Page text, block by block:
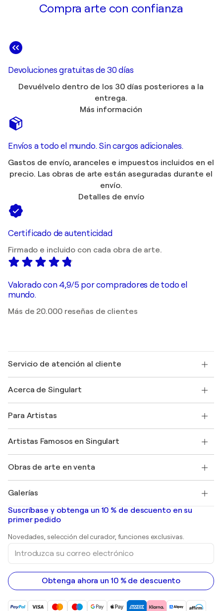
Compra arte con confianza
Devoluciones gratuitas de 30 días
Devuélvelo dentro de los 30 días posteriores a la
entrega.
Más información
Envíos a todo el mundo. Sin cargos adicionales.
Gastos de envío, aranceles e impuestos incluidos en el
precio. Las obras de arte están aseguradas durante el
envío.
Detalles de envío
Certificado de autenticidad
Firmado e incluido con cada obra de arte.
Valorado con 4,9/5 por compradores de todo el
mundo.
Más de 20.000 reseñas de clientes
Servicio de atención al cliente
Envío
Ofrecer una tarjeta regalo
Unirse a nuestro programa comercial
Mi cuenta
Protección al comprador
+34 911 23 97 81
Acerca de Singulart
faq
Revista Singulart
Empleos
Descubre arte original seleccionado
Para Artistas
Inicie sesión como Artista
Artistas Famosos en Singulart
Marc Chagall
Banksy
Mr. Brainwash
Shepard Fairey
Obras de arte en venta
Pinturas abstractas en venta
pinturas de paisajes
Huellas dactilares
pinturas acrílicas
Galerías
Galerías de arte en España
Suscríbase y obtenga un 10 % de descuento en su
primer pedido
Novedades, selección del curador, funciones exclusivas.
Introduzca
correo
electrónico
Obtenga ahora un 10 % de descuento